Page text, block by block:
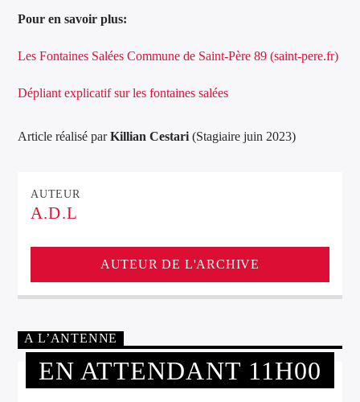
Pour en savoir plus:
Les Fontaines Salées Commune de Saint-Père 89 (saint-pere.fr)
Dépliant explicatif sur les fontaines salées
Article réalisé parKillian Cestari(Stagiaire juin 2023)
AUTEUR
A.D.L
AUTEUR DE L'ARCHIVE
A L’ANTENNE
EN ATTENDANT 11H00